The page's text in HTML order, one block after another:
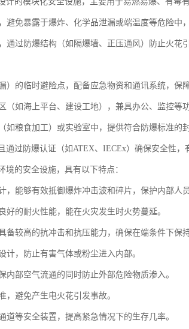
避免暴露于爆炸、化学品泄漏或端温度等危险中
通过防爆结构（如隔爆墙、正压通风）防止火花
）的临时避险点，配备应急物资和通讯系统，保
（如海上平台、建设工地），兼具办公、监控等
如粮食加工）或实验室中，提供符合防爆标准的
过防爆认证（如ATEX、IECEx）确保安全性，
的安全设施，具有以下特点：
，能够有效抵御爆炸冲击波和碎片，保护内部人
的耐火性能，能在火灾发生时火势蔓延。
较高的抗冲击和抗压能力，确保在端条件下保持
，防止有害气体或粉尘进入内部。
部空气流通的同时防止外部危险物质渗入。
，避免产生电火花引发事故。
道等安全装置，提高紧急情况下的生存几率。